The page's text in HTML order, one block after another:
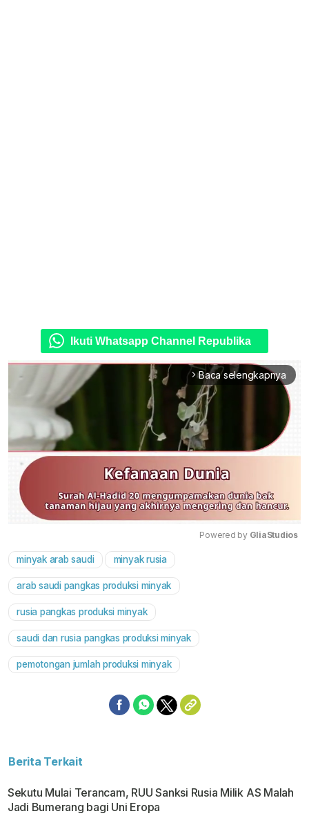
Ikuti Whatsapp Channel Republika
arrow_forward_ios Baca selengkapnya
Powered by GliaStudios
minyak arab saudi minyak rusia
arab saudi pangkas produksi minyak
rusia pangkas produksi minyak
saudi dan rusia pangkas produksi minyak
pemotongan jumlah produksi minyak
Berita Terkait
Sekutu Mulai Terancam, RUU Sanksi Rusia Milik AS Malah
Jadi Bumerang bagi Uni Eropa